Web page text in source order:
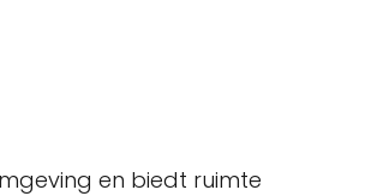
en biedt ruimte